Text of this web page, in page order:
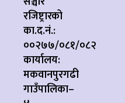
रजिष्ट्रारको
का.द.नं.:
००२७७/०८१/०८२
कार्यालय:
मकवानपुरगढी
गाउँपालिका–